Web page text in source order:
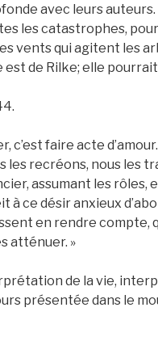
avec leurs auteurs.
les catastrophes,
vents qui agitent les
de Rilke; elle
c’est faire acte
les recréons, nous les
assumant les rôles,
à ce désir anxieux
en rendre compte,
atténuer. »
de la vie,
présentée dans le